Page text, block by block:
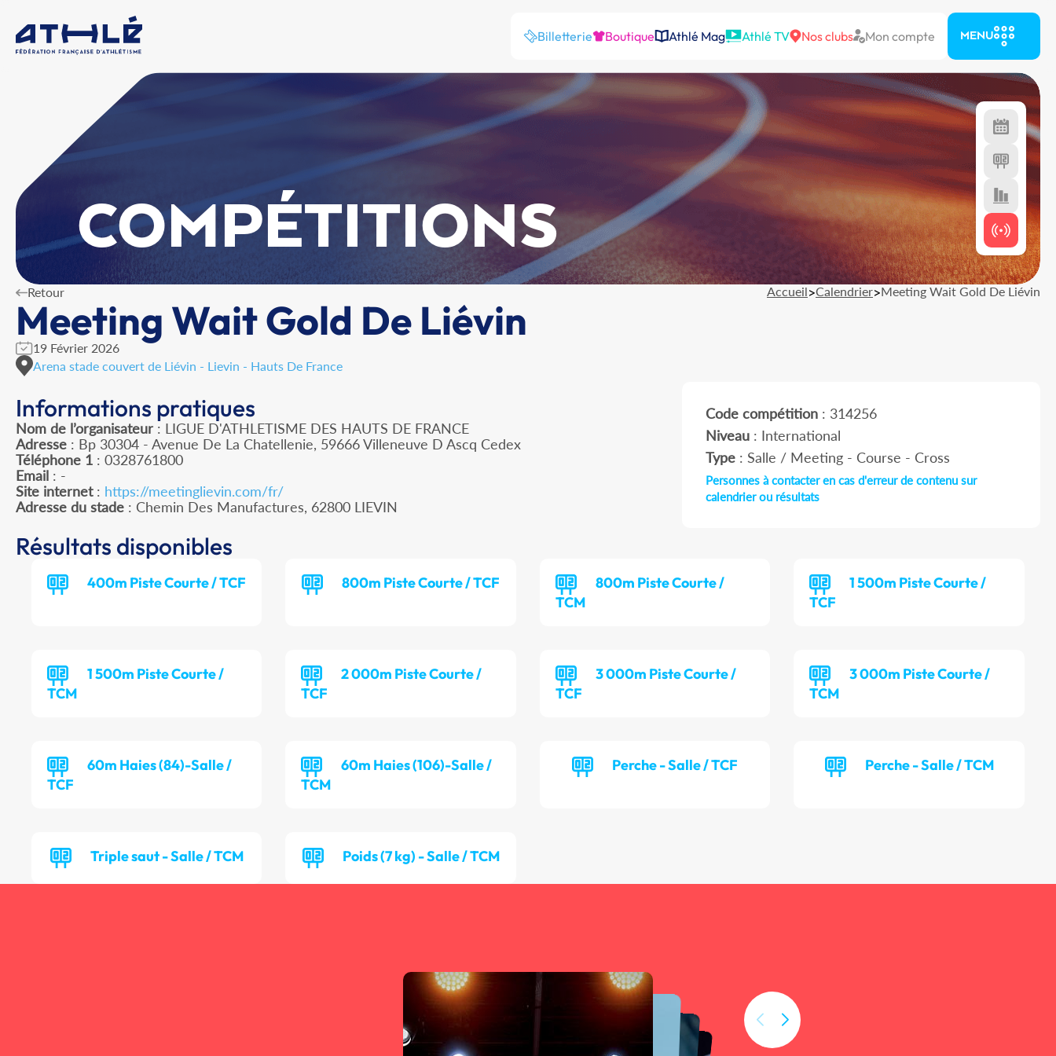
Billetterie Boutique Athlé Mag Athlé TV Nos clubs Mon compte MENU
COMPÉTITIONS
Retour Accueil>Calendrier>Meeting Wait Gold De Liévin
Meeting Wait Gold De Liévin
19 Février 2026
Arena stade couvert de Liévin - Lievin - Hauts De France
Informations pratiques
Nom de l’organisateur : LIGUE D'ATHLETISME DES HAUTS DE FRANCE
Adresse : Bp 30304 - Avenue De La Chatellenie, 59666 Villeneuve D Ascq Cedex
Téléphone 1 : 0328761800
Email : -
Site internet: https://meetinglievin.com/fr/
Adresse du stade : Chemin Des Manufactures, 62800 LIEVIN
Code compétition: 314256
Niveau: International
Type: Salle / Meeting - Course - Cross
Personnes à contacter en cas d'erreur de contenu sur
calendrier ou résultats
Résultats disponibles
400m Piste Courte / TCF 800m Piste Courte / TCF
800m Piste Courte /
TCM
1 500m Piste Courte /
TCF
1 500m Piste Courte /
TCM
2 000m Piste Courte /
TCF
3 000m Piste Courte /
TCF
3 000m Piste Courte /
TCM
60m Haies (84)-Salle /
TCF
60m Haies (106)-Salle /
TCM
Perche - Salle / TCF Perche - Salle / TCM
Triple saut - Salle / TCM Poids (7 kg) - Salle / TCM